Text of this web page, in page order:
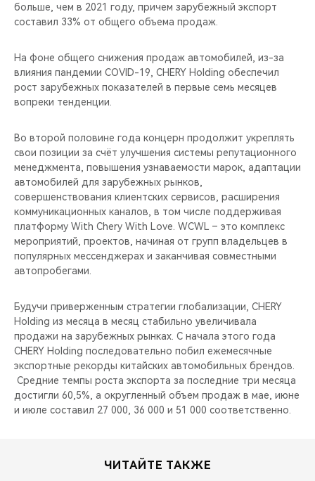
больше, чем в 2021 году, причем зарубежный экспорт
составил 33% от общего объема продаж.
На фоне общего снижения продаж автомобилей, из-за
влияния пандемии COVID-19, CHERY Holding обеспечил
рост зарубежных показателей в первые семь месяцев
вопреки тенденции.
Во второй половине года концерн продолжит укреплять
свои позиции за счёт улучшения системы репутационного
менеджмента, повышения узнаваемости марок, адаптации
автомобилей для зарубежных рынков,
совершенствования клиентских сервисов, расширения
коммуникационных каналов, в том числе поддерживая
платформу With Chery With Love. WCWL – это комплекс
мероприятий, проектов, начиная от групп владельцев в
популярных мессенджерах и заканчивая совместными
автопробегами.
Будучи приверженным стратегии глобализации, CHERY
Holding из месяца в месяц стабильно увеличивала
продажи на зарубежных рынках. С начала этого года
CHERY Holding последовательно побил ежемесячные
экспортные рекорды китайских автомобильных брендов.
Средние темпы роста экспорта за последние три месяца
достигли 60,5%, а округленный объем продаж в мае, июне
и июле составил 27 000, 36 000 и 51 000 соответственно.
ЧИТАЙТЕ ТАКЖЕ